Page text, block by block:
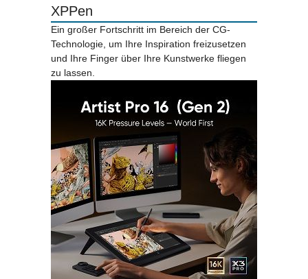
XPPen
Ein großer Fortschritt im Bereich der CG-
Technologie, um Ihre Inspiration freizusetzen
und Ihre Finger über Ihre Kunstwerke fliegen
zu lassen.